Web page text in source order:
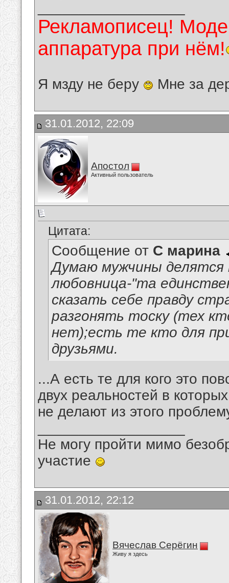
Рекламописец!
аппаратура при нём!
Я мзду не беру Мне за
31.01.2012, 22:09
Апостол
Активный пользователь
Цитата:
Сообщение от С марина
Думаю мужчины делятся
любовница-"та
сказать себе правду
разгонять тоску (тех
нет);есть те кто для
друзьями.
...А есть те для кого это
двух реальностей в
не делают из этого
Не могу пройти мимо
участие
31.01.2012, 22:12
Вячеслав Серёгин
Живу я здесь